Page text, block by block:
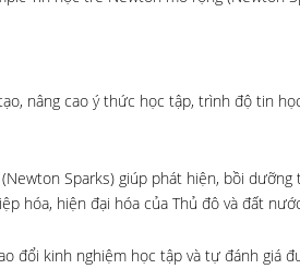
nâng cao ý thức học tập, trình độ tin
Sparks) giúp phát hiện, bồi
hóa, hiện đại hóa của Thủ đô và đất
đổi kinh nghiệm học tập và tự đánh giá